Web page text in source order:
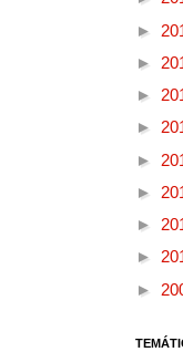
►
►
►
►
►
►
►
►
►